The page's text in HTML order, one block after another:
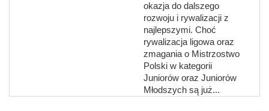
okazja do dalszego
rozwoju i rywalizacji z
najlepszymi. Choć
rywalizacja ligowa oraz
zmagania o Mistrzostwo
Polski w kategorii
Juniorów oraz Juniorów
Młodszych są już...